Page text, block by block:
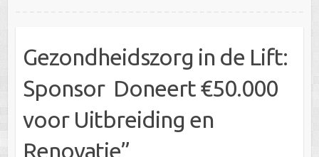
Gezondheidszorg in de Lift:
Sponsor Doneert €50.000
voor Uitbreiding en
Renovatie”